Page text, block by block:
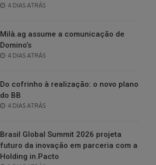
POSTED
4 DIAS ATRÁS
Milà.ag assume a comunicação de
Domino’s
POSTED
4 DIAS ATRÁS
Do cofrinho à realização: o novo plano
do BB
POSTED
4 DIAS ATRÁS
Brasil Global Summit 2026 projeta
futuro da inovação em parceria com a
Holding in.Pacto